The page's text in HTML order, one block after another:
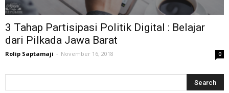
3 Tahap Partisipasi Politik Digital : Belajar
dari Pilkada Jawa Barat
Rolip Saptamaji - November 16, 2018 0